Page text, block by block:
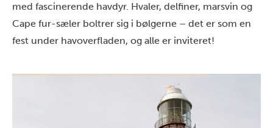
med fascinerende havdyr. Hvaler, delfiner, marsvin og
Cape fur-sæler boltrer sig i bølgerne – det er som en
fest under havoverfladen, og alle er inviteret!